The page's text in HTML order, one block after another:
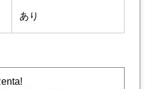
あり